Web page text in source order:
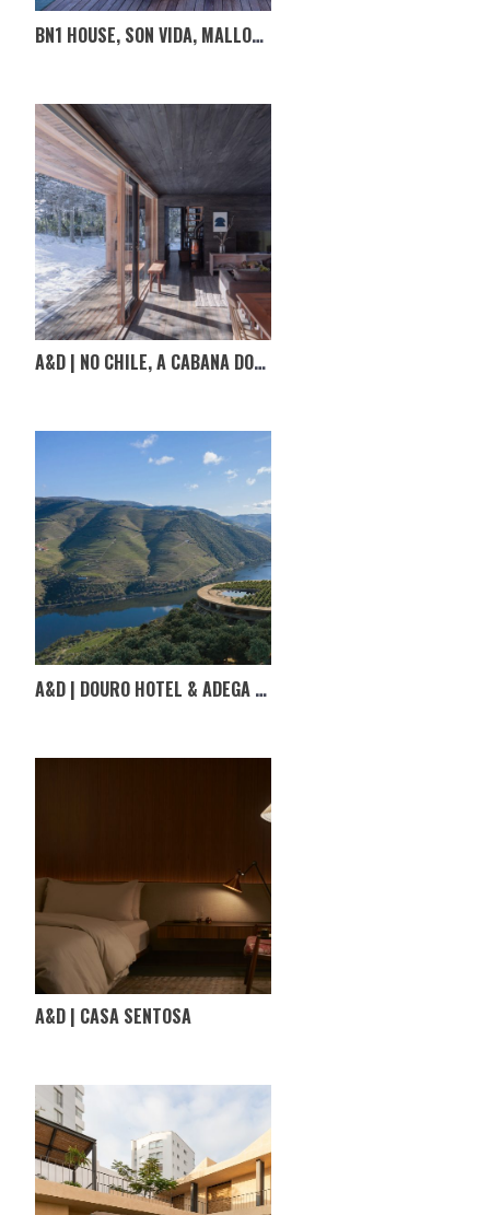
BN1 HOUSE, SON VIDA, MALLORCA, ESPANHA
A&D | NO CHILE, A CABANA DOS IRAGÜEN VIÑUELA
A&D | DOURO HOTEL & ADEGA EM TABUAÇO
A&D | CASA SENTOSA